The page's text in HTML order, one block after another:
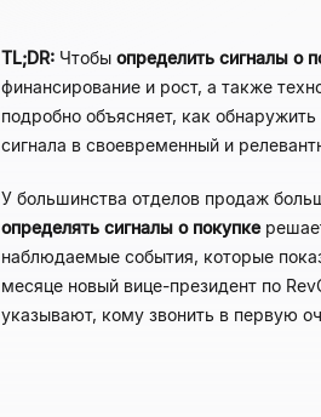
TL;DR: Чтобы определить сигналы о
финансирование и рост, а также
подробно объясняет, как
сигнала в своевременный и
У большинства отделов продаж
определять сигналы о покупке
наблюдаемые события, которые
месяце новый вице-президент по
указывают, кому звонить в первую